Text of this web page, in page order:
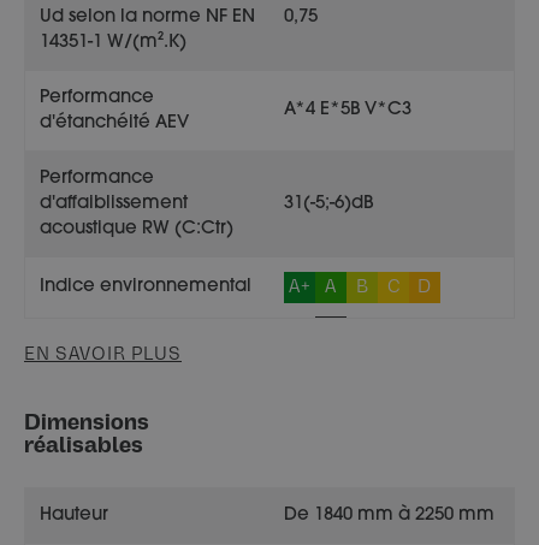
Ud selon la norme NF EN
14351-1 W/(m².K)
0,75
Performance
d'étanchéité AEV
A*4 E*5B V*C3
Performance
d'affaiblissement
acoustique RW (C:Ctr)
31(-5;-6)dB
Indice environnemental A+ A B C D
EN SAVOIR PLUS
Dimensions
réalisables
Hauteur De 1840 mm à 2250 mm